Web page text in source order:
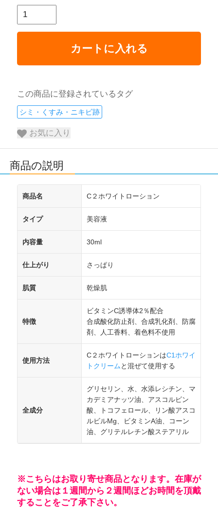
カートに入れる
この商品に登録されているタグ
シミ・くすみ・ニキビ跡
お気に入り
商品の説明
商品名 C２ホワイトローション
タイプ 美容液
内容量 30ml
仕上がり さっぱり
肌質 乾燥肌
特徴
ビタミンC誘導体2％配合
合成酸化防止剤、合成乳化剤、防腐
剤、人工香料、着色料不使用
使用方法
C２ホワイトローションはC1ホワイ
トクリームと混ぜて使用する
全成分
グリセリン、水、水添レシチン、マ
カデミアナッツ油、アスコルビン
酸、トコフェロール、リン酸アスコ
ルビルMg、ビタミンA油、コーン
油、グリテルレチン酸ステアリル
※こちらはお取り寄せ商品となります。在庫が
ない場合は１週間から２週間ほどお時間を頂戴
することをご了承下さい。